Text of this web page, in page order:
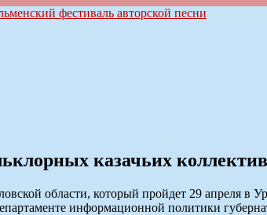
казачьих
области, который пройдет 29 апреля в
информационной политики